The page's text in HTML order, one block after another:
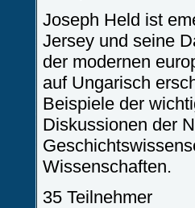
Joseph Held ist
Jersey und seine
der modernen
auf Ungarisch
Beispiele der
Diskussionen der
Wissenschaften.
35 Teilnehmer